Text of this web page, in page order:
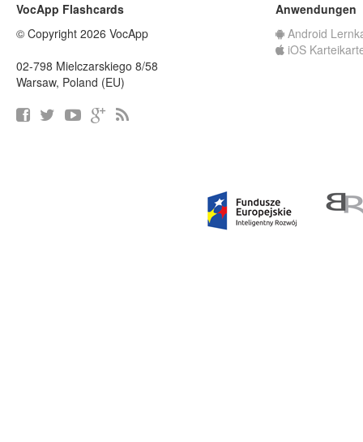
VocApp Flashcards
© Copyright 2026 VocApp
02-798 Mielczarskiego 8/58
Warsaw, Poland (EU)
Anwendungen
Android
iOS